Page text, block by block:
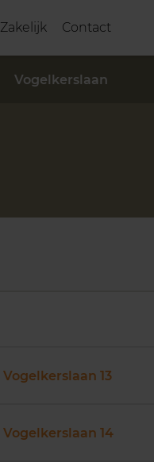
Zakelijk Contact
Vogelkerslaan
Vogelkerslaan 13
Vogelkerslaan 14